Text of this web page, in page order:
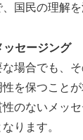
国民の理解
ッセージング
場合でも、
を保つこと
のないメッ
ります。